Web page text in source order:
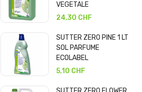
VEGETALE
24,30 CHF
SUTTER ZERO PINE 1 LT
SOL PARFUME
ECOLABEL
5,10 CHF